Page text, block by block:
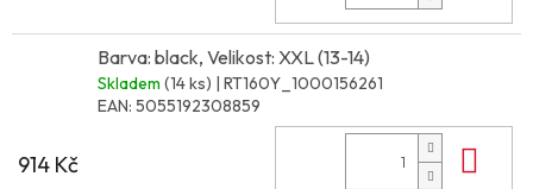
Barva: black, Velikost: XXL (13-14)
Skladem (14 ks) | RT160Y_1000156261
EAN: 5055192308859
914 Kč